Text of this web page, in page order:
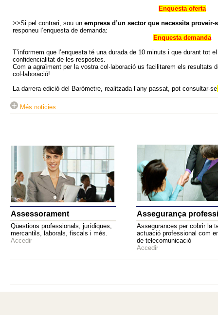
Enquesta oferta
>>Si pel contrari, sou un empresa d’un sector que necessita
responeu l’enquesta de demanda:
Enquesta demanda
T’informem que l’enquesta té una durada de 10 minuts i que durant tot
confidencialitat de les respostes.
Com a agraïment per la vostra col·laboració us facilitarem els resultats
col·laboració!
La darrera edició del Baròmetre, realitzada l’any passat, pot consultar-se
Més noticies
Assessorament Assegurança
Qüestions professionals, jurídiques,
mercantils, laborals, fiscals i més.
Accedir
Assegurances per cobrir la
actuació professional com
de telecomunicació
Accedir